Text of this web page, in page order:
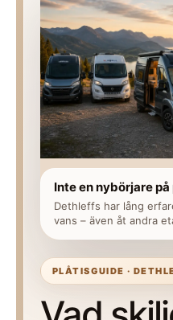
PLÅTISGUIDE ·
Inte en nybörjare
Dethleffs har lång
vans – även åt andra